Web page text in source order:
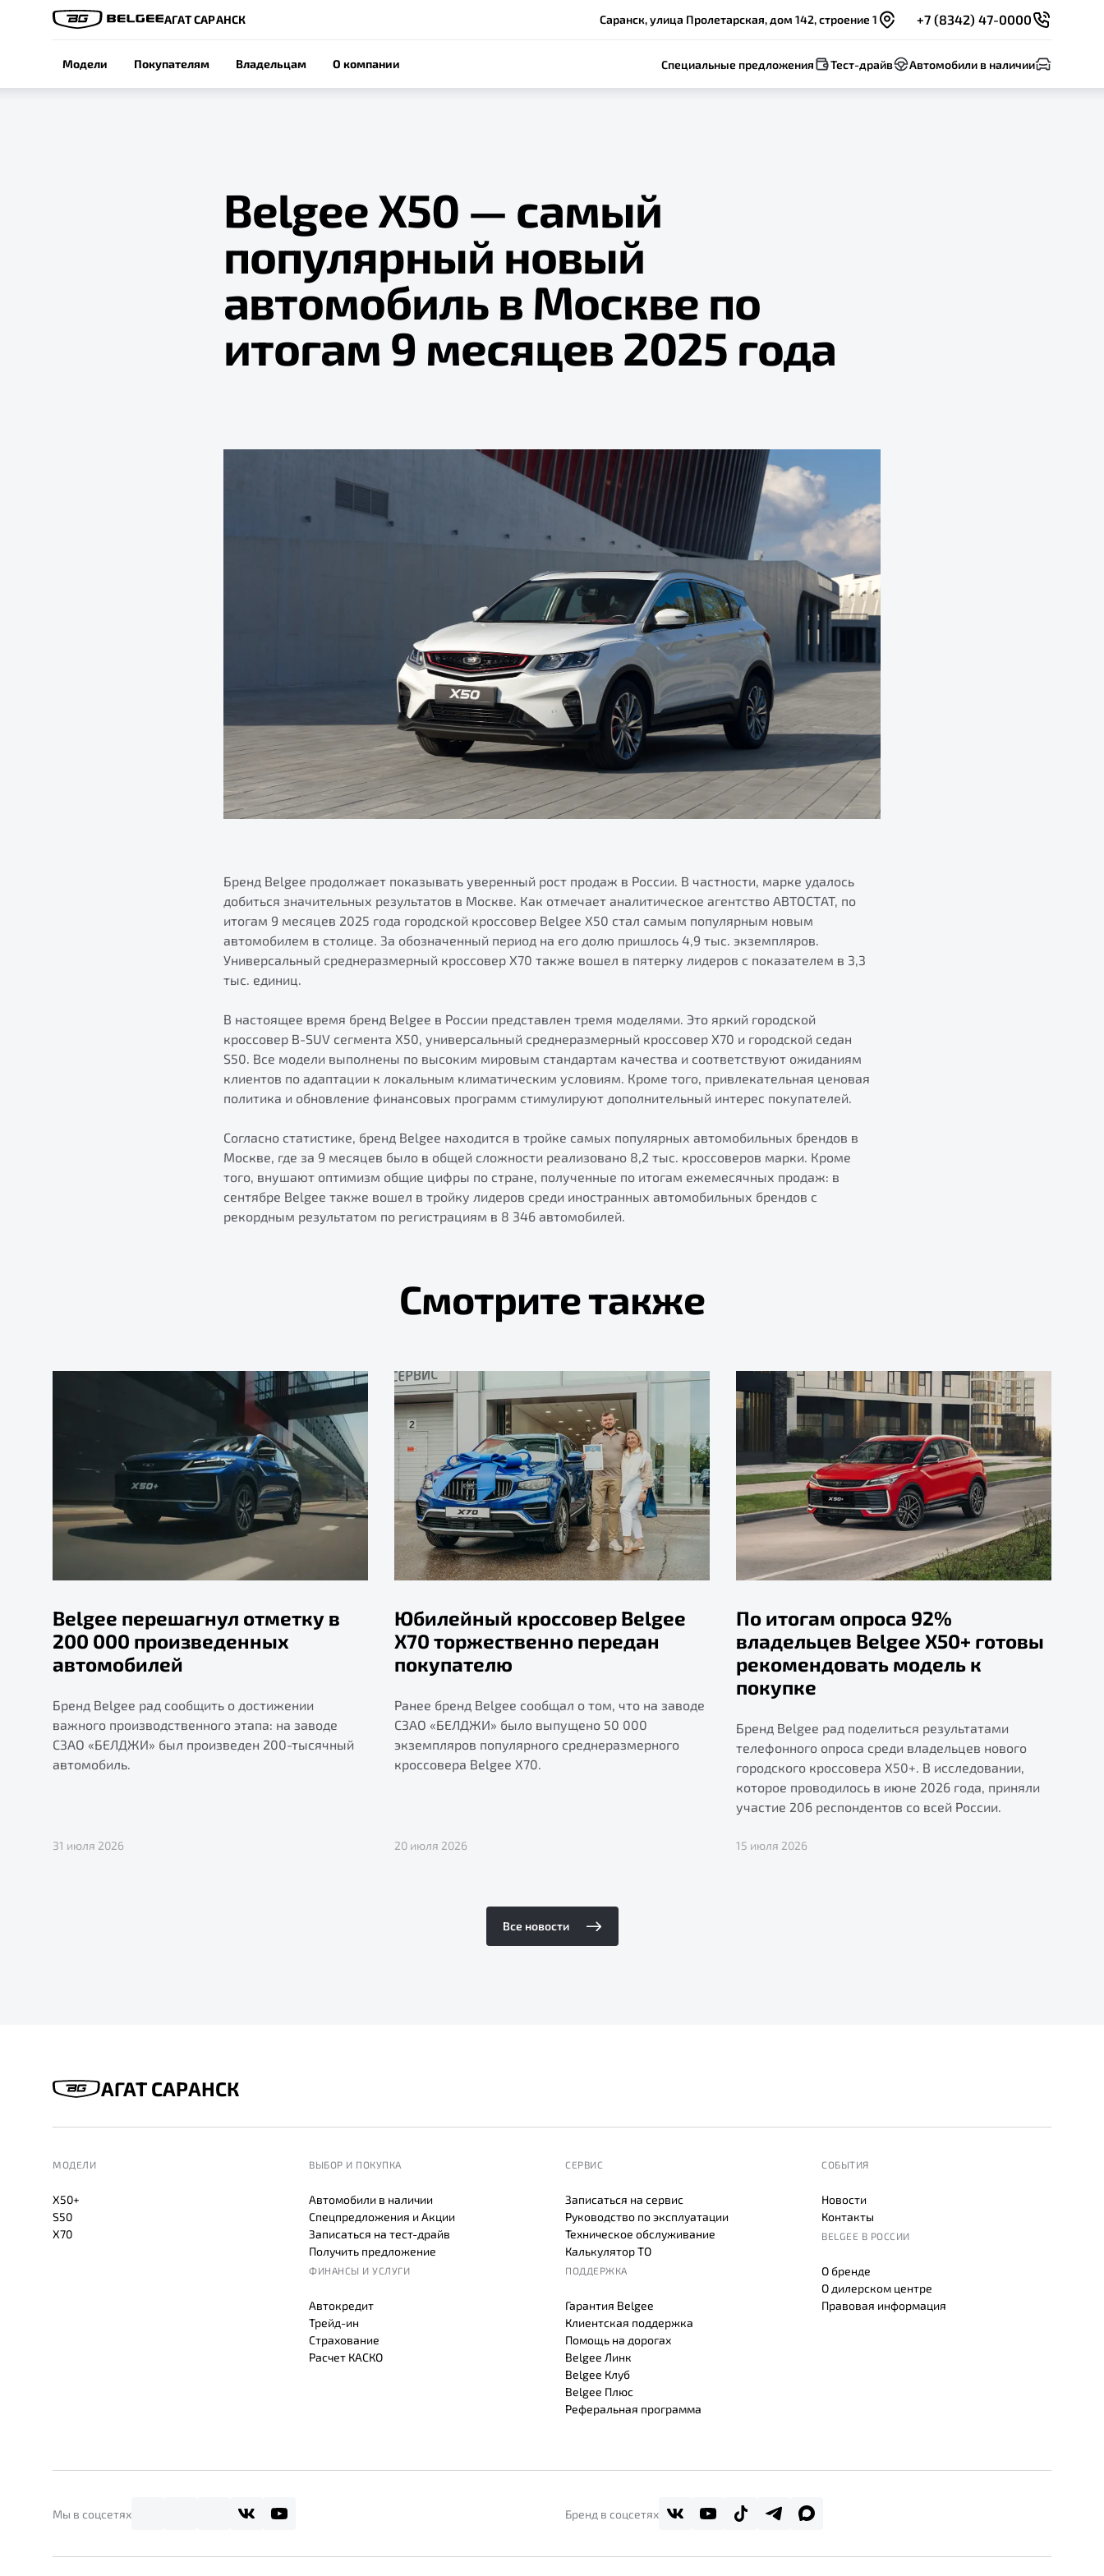
АГАТ САРАНСК Саранск, улица Пролетарская, дом 142, строение 1 +7 (8342) 47-0000
Модели Покупателям Владельцам О компании Специальные предложения Тест-драйв Автомобили в наличии
Belgee Х50 — самый
популярный новый
автомобиль в Москве по
итогам 9 месяцев 2025 года
Бренд Belgee продолжает показывать уверенный рост продаж в России. В частности, марке удалось
добиться значительных результатов в Москве. Как отмечает аналитическое агентство АВТОСТАТ, по
итогам 9 месяцев 2025 года городской кроссовер Belgee X50 стал самым популярным новым
автомобилем в столице. За обозначенный период на его долю пришлось 4,9 тыс. экземпляров.
Универсальный среднеразмерный кроссовер X70 также вошел в пятерку лидеров с показателем в 3,3
тыс. единиц.
В настоящее время бренд Belgee в России представлен тремя моделями. Это яркий городской
кроссовер B-SUV сегмента X50, универсальный среднеразмерный кроссовер X70 и городской седан
S50. Все модели выполнены по высоким мировым стандартам качества и соответствуют ожиданиям
клиентов по адаптации к локальным климатическим условиям. Кроме того, привлекательная ценовая
политика и обновление финансовых программ стимулируют дополнительный интерес покупателей.
Согласно статистике, бренд Belgee находится в тройке самых популярных автомобильных брендов в
Москве, где за 9 месяцев было в общей сложности реализовано 8,2 тыс. кроссоверов марки. Кроме
того, внушают оптимизм общие цифры по стране, полученные по итогам ежемесячных продаж: в
сентябре Belgee также вошел в тройку лидеров среди иностранных автомобильных брендов с
рекордным результатом по регистрациям в 8 346 автомобилей.
Смотрите также
Belgee перешагнул отметку в
200 000 произведенных
автомобилей
Бренд Belgee рад сообщить о достижении
важного производственного этапа: на заводе
СЗАО «БЕЛДЖИ» был произведен 200-тысячный
автомобиль.
31 июля 2026
Юбилейный кроссовер Belgee
X70 торжественно передан
покупателю
Ранее бренд Belgee сообщал о том, что на заводе
СЗАО «БЕЛДЖИ» было выпущено 50 000
экземпляров популярного среднеразмерного
кроссовера Belgee X70.
20 июля 2026
По итогам опроса 92%
владельцев Belgee X50+ готовы
рекомендовать модель к
покупке
Бренд Belgee рад поделиться результатами
телефонного опроса среди владельцев нового
городского кроссовера X50+. В исследовании,
которое проводилось в июне 2026 года, приняли
участие 206 респондентов со всей России.
15 июля 2026
Все новости
АГАТ САРАНСК
МОДЕЛИ
X50+
S50
X70
ВЫБОР И ПОКУПКА
Автомобили в наличии
Спецпредложения и Акции
Записаться на тест-драйв
Получить предложение
ФИНАНСЫ И УСЛУГИ
Автокредит
Трейд-ин
Страхование
Расчет КАСКО
СЕРВИС
Записаться на сервис
Руководство по эксплуатации
Техническое обслуживание
Калькулятор ТО
ПОДДЕРЖКА
Гарантия Belgee
Клиентская поддержка
Помощь на дорогах
Belgee Линк
Belgee Клуб
Belgee Плюс
Реферальная программа
СОБЫТИЯ
Новости
Контакты
BELGEE В РОССИИ
О бренде
О дилерском центре
Правовая информация
Мы в соцсетях Бренд в соцсетях